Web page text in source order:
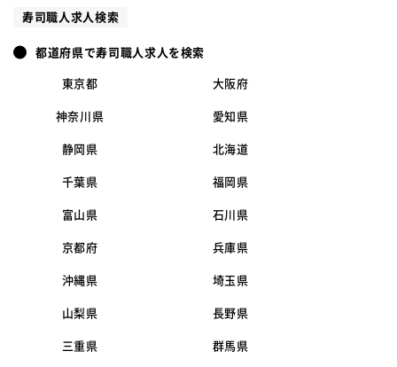
寿司職人求人検索
都道府県で寿司職人求人を検索
東京都 大阪府
神奈川県 愛知県
静岡県 北海道
千葉県 福岡県
富山県 石川県
京都府 兵庫県
沖縄県 埼玉県
山梨県 長野県
三重県 群馬県